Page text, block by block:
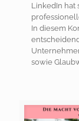
LinkedIn hat
In diesem
sowie